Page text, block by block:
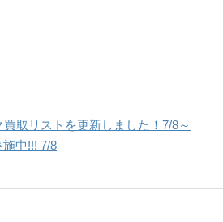
取リストを更新しました！7/8～
中!!! 7/8